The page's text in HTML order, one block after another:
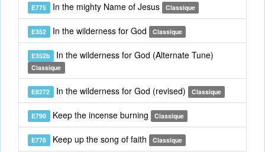
E775 In the mighty Name of Jesus Classique
E352 In the wilderness for God Classique
E352b In the wilderness for God (Alternate Tune)
Classique
E8272 In the wilderness for God (revised) Classique
E790 Keep the incense burning Classique
E778 Keep up the song of faith Classique